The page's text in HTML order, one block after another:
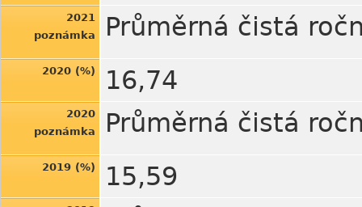
2021
poznámka
Průměrná čistá
2020 (%) 16,74
2020
poznámka
Průměrná čistá
2019 (%) 15,59